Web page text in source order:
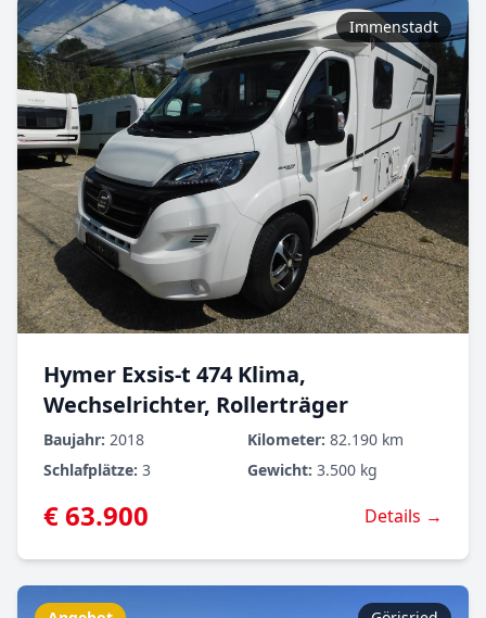
Immenstadt
Hymer Exsis-t 474 Klima,
Wechselrichter, Rollerträger
Baujahr: 2018 Kilometer: 82.190 km
Schlafplätze: 3 Gewicht: 3.500 kg
€ 63.900 Details →